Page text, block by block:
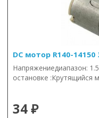
DC мотор R140-14150
Напряжениедиапазон:
остановке :Крутящийся
34 ₽